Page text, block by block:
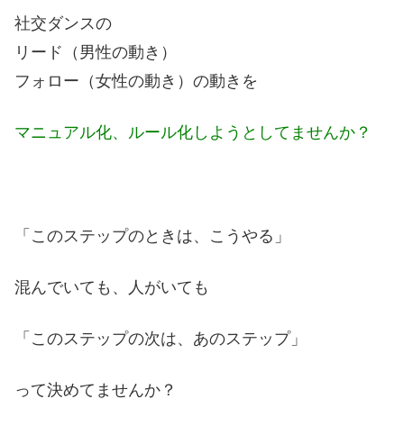
社交ダンスの
リード（男性の動き）
フォロー（女性の動き）の動きを
マニュアル化、ルール化しようとしてませんか？
「このステップのときは、こうやる」
混んでいても、人がいても
「このステップの次は、あのステップ」
って決めてませんか？